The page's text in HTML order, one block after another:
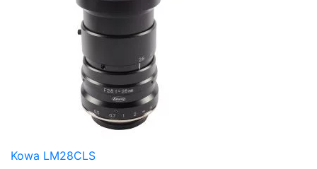
Kowa LM28CLS